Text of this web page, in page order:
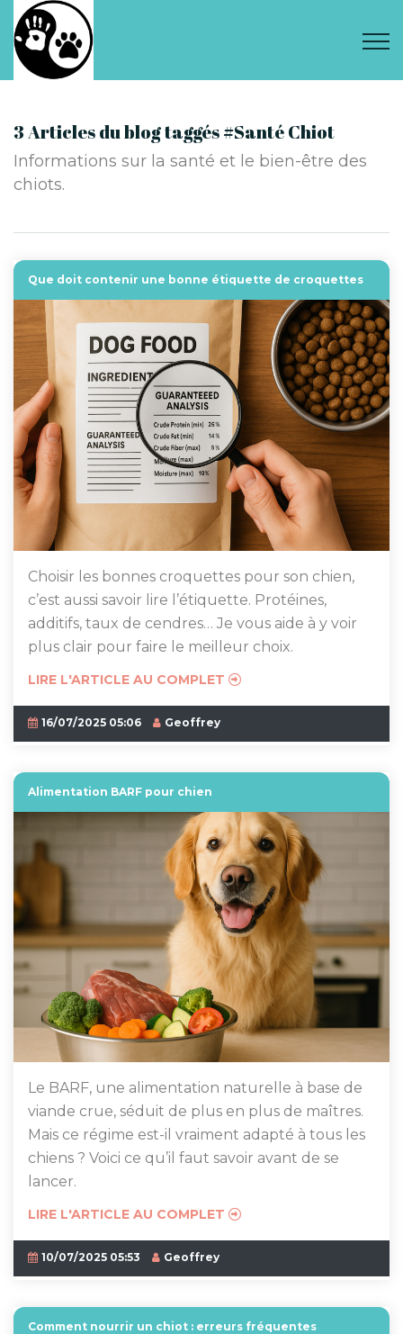
3 Articles du blog taggés #Santé Chiot
Informations sur la santé et le bien-être des
chiots.
Que doit contenir une bonne étiquette de croquettes
Choisir les bonnes croquettes pour son chien,
c’est aussi savoir lire l’étiquette. Protéines,
additifs, taux de cendres… Je vous aide à y voir
plus clair pour faire le meilleur choix.
LIRE L'ARTICLE AU COMPLET
16/07/2025 05:06 Geoffrey
Alimentation BARF pour chien
Le BARF, une alimentation naturelle à base de
viande crue, séduit de plus en plus de maîtres.
Mais ce régime est-il vraiment adapté à tous les
chiens ? Voici ce qu’il faut savoir avant de se
lancer.
LIRE L'ARTICLE AU COMPLET
10/07/2025 05:53 Geoffrey
Comment nourrir un chiot : erreurs fréquentes